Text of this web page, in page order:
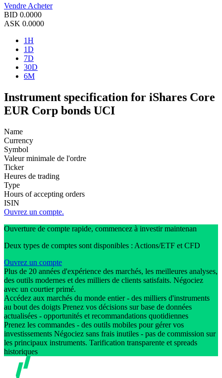
Vendre Acheter
BID 0.0000
ASK 0.0000
1H
1D
7D
30D
6M
Instrument specification for iShares Core
EUR Corp bonds UCI
Name
Currency
Symbol
Valeur minimale de l'ordre
Ticker
Heures de trading
Type
Hours of accepting orders
ISIN
Ouvrez un compte.
Ouverture de compte rapide, commencez à investir maintenan
Deux types de comptes sont disponibles : Actions/ETF et CFD
Ouvrez un compte
Plus de 20 années d'expérience des marchés, les meilleures analyses,
des outils modernes et des milliers de clients satisfaits. Négociez
avec un courtier primé.
Accédez aux marchés du monde entier - des milliers d'instruments
au bout des doigts Prenez vos décisions sur base de données
actualisées - opportunités et recommandations quotidiennes
Prenez les commandes - des outils mobiles pour gérer vos
investissements Négociez sans frais inutiles - pas de commission sur
les principaux instruments. Tarification transparente et spreads
historiques